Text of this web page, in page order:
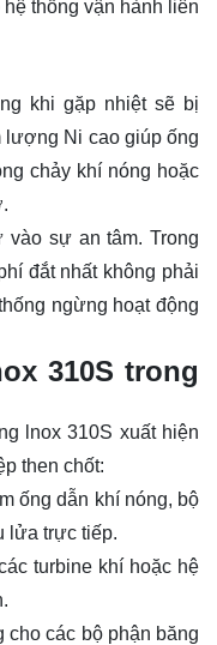
thống vận hành liên
khi gặp nhiệt sẽ bị
lượng Ni cao giúp ống
chảy khí nóng hoặc
vào sự an tâm. Trong
đắt nhất không phải
ngừng hoạt động
310S trong
lnox 310S xuất hiện
then chốt:
ống dẫn khí nóng, bộ
lửa trực tiếp.
turbine khí hoặc hệ
cho các bộ phận băng